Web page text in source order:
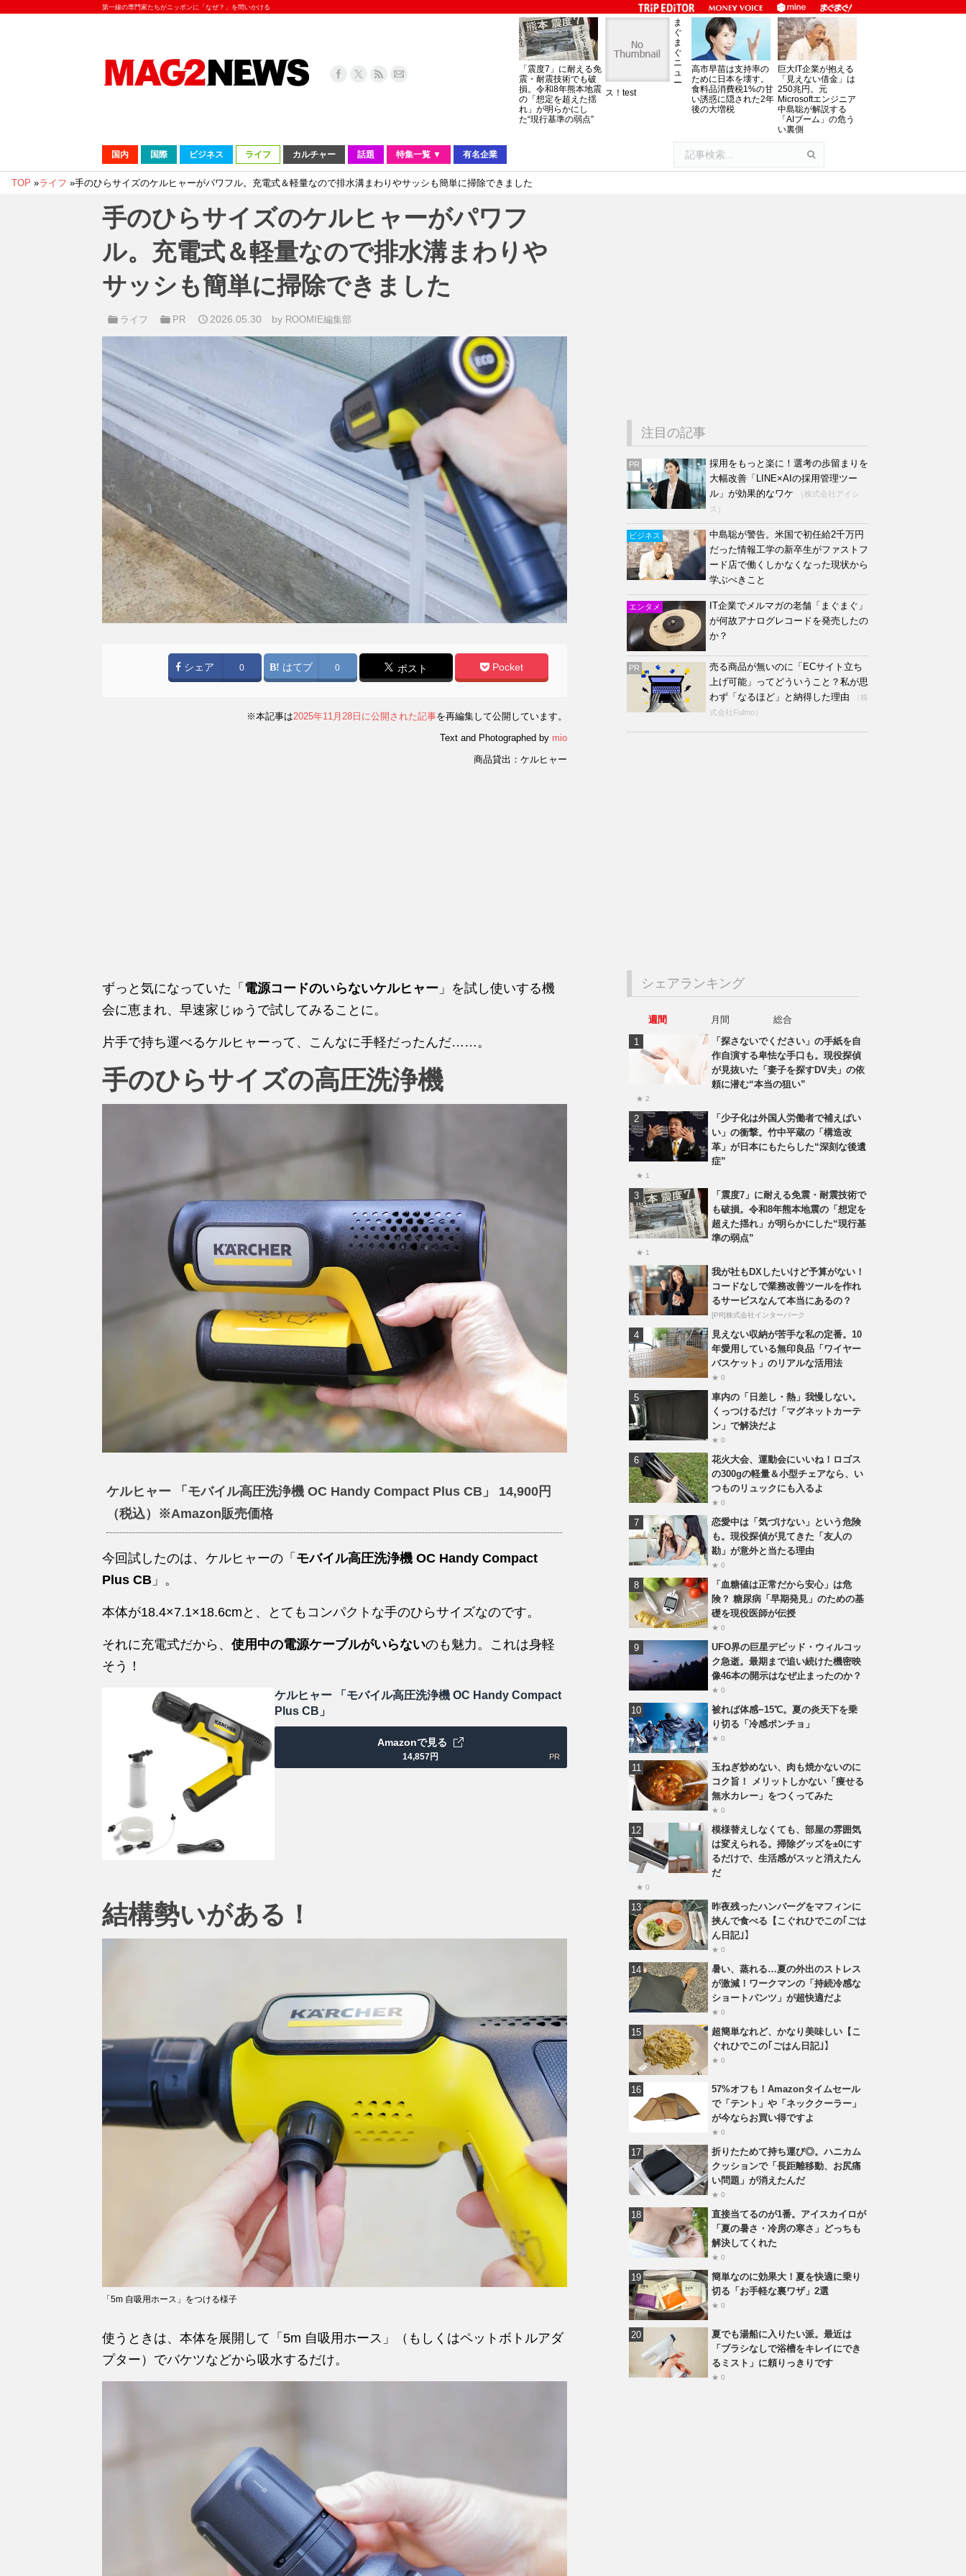
第一線の専門家たちがニッポンに「なぜ？」を問いかける
「震度7」に耐える免
震・耐震技術でも破
損。令和8年熊本地震
の「想定を超えた揺
れ」が明らかにし
た“現行基準の弱点”
ま
ぐ
ま
ぐ
ニ
ュ
ー
ス！test
高市早苗は支持率の
ために日本を壊す。
食料品消費税1%の甘
い誘惑に隠された2年
後の大増税
巨大IT企業が抱える
「見えない借金」は
250兆円。元
Microsoftエンジニア
中島聡が解説する
「AIブーム」の危う
い裏側
国内 国際 ビジネス ライフ カルチャー 話題 特集一覧 ▼ 有名企業
TOP »ライフ »手のひらサイズのケルヒャーがパワフル。充電式＆軽量なので排水溝まわりやサッシも簡単に掃除できました
手のひらサイズのケルヒャーがパワフ
ル。充電式＆軽量なので排水溝まわりや
サッシも簡単に掃除できました
ライフ PR 2026.05.30 by ROOMIE編集部
シェア 0 はてブ 0 ポスト Pocket
※本記事は2025年11月28日に公開された記事を再編集して公開しています。
Text and Photographed by mio
商品貸出：ケルヒャー
ずっと気になっていた「 電源コードのいらないケルヒャー 」を試し使いする機
会に恵まれ、早速家じゅうで試してみることに。
片手で持ち運べるケルヒャーって、こんなに手軽だったんだ……。
手のひらサイズの高圧洗浄機
ケルヒャー 「モバイル高圧洗浄機 OC Handy Compact Plus CB」 14,900円
（税込）※Amazon販売価格
今回試したのは、ケルヒャーの「 モバイル高圧洗浄機 OC Handy Compact
Plus CB 」。
本体が18.4×7.1×18.6cmと、とてもコンパクトな手のひらサイズなのです。
それに充電式だから、 使用中の電源ケーブルがいらないのも魅力。これは身軽
そう！
ケルヒャー 「モバイル高圧洗浄機 OC Handy Compact
Plus CB」
14,857円
Amazonで見る
PR
結構勢いがある！
「5m 自吸用ホース」をつける様子
使うときは、本体を展開して「5m 自吸用ホース」（もしくはペットボトルアダ
プター）でバケツなどから吸水するだけ。
注目の記事
PR
採用をもっと楽に！選考の歩留まりを
大幅改善「LINE×AIの採用管理ツー
ル」が効果的なワケ
（株式会社アイシ
ス）
ビジネス
中島聡が警告。米国で初任給2千万円
だった情報工学の新卒生がファストフ
ード店で働くしかなくなった現状から
学ぶべきこと
エンタメ
IT企業でメルマガの老舗「まぐまぐ」
が何故アナログレコードを発売したの
か？
PR
売る商品が無いのに「ECサイト立ち
上げ可能」ってどういうこと？私が思
わず「なるほど」と納得した理由
（株
式会社Fulmo）
シェアランキング
週間 月間
総合
「探さないでください」の手紙を自
作自演する卑怯な手口も。現役探偵
が見抜いた「妻子を探すDV夫」の依
頼に潜む“本当の狙い”
★ 2
「少子化は外国人労働者で補えばい
い」の衝撃。竹中平蔵の「構造改
革」が日本にもたらした“深刻な後遺
症”
★ 1
「震度7」に耐える免震・耐震技術で
も破損。令和8年熊本地震の「想定を
超えた揺れ」が明らかにした“現行基
準の弱点”
★ 1
我が社もDXしたいけど予算がない！
コードなしで業務改善ツールを作れ
るサービスなんて本当にあるの？
[PR]株式会社インターパーク
見えない収納が苦手な私の定番。10
年愛用している無印良品「ワイヤー
バスケット」のリアルな活用法
★ 0
車内の「日差し・熱」我慢しない。
くっつけるだけ「マグネットカーテ
ン」で解決だよ
★ 0
花火大会、運動会にいいね！ロゴス
の300gの軽量＆小型チェアなら、い
つものリュックにも入るよ
★ 0
恋愛中は「気づけない」という危険
も。現役探偵が見てきた「友人の
勘」が意外と当たる理由
★ 0
「血糖値は正常だから安心」は危
険？ 糖尿病「早期発見」のための基
礎を現役医師が伝授
★ 0
UFO界の巨星デビッド・ウィルコッ
ク急逝。最期まで追い続けた機密映
像46本の開示はなぜ止まったのか？
★ 0
被れば体感−15℃。夏の炎天下を乗
り切る「冷感ポンチョ」
★ 0
玉ねぎ炒めない、肉も焼かないのに
コク旨！ メリットしかない「痩せる
無水カレー」をつくってみた
★ 0
模様替えしなくても、部屋の雰囲気
は変えられる。掃除グッズを±0にす
るだけで、生活感がスッと消えたん
だ
★ 0
昨夜残ったハンバーグをマフィンに
挟んで食べる【こぐれひでこの｢ごは
ん日記｣】
★ 0
暑い、蒸れる…夏の外出のストレス
が激減！ワークマンの「持続冷感な
ショートパンツ」が超快適だよ
★ 0
超簡単なれど、かなり美味しい【こ
ぐれひでこの｢ごはん日記｣】
★ 0
57%オフも！Amazonタイムセール
で「テント」や「ネッククーラー」
が今ならお買い得ですよ
★ 0
折りたためて持ち運び◎。ハニカム
クッションで「長距離移動、お尻痛
い問題」が消えたんだ
★ 0
直接当てるのが1番。アイスカイロが
「夏の暑さ・冷房の寒さ」どっちも
解決してくれた
★ 0
簡単なのに効果大！夏を快適に乗り
切る「お手軽な裏ワザ」2選
★ 0
夏でも湯船に入りたい派。最近は
「ブラシなしで浴槽をキレイにでき
るミスト」に頼りっきりです
★ 0